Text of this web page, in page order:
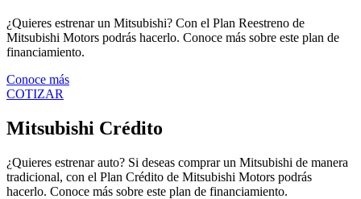
¿Quieres estrenar un Mitsubishi? Con el Plan Reestreno de
Mitsubishi Motors podrás hacerlo. Conoce más sobre este plan de
financiamiento.
Conoce más
COTIZAR
Mitsubishi Crédito
¿Quieres estrenar auto? Si deseas comprar un Mitsubishi de manera
tradicional, con el Plan Crédito de Mitsubishi Motors podrás
hacerlo. Conoce más sobre este plan de financiamiento.